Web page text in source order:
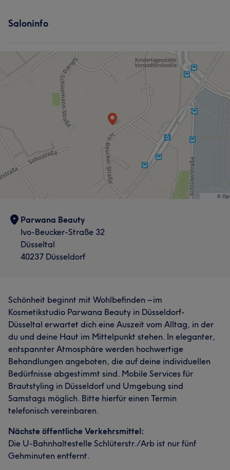
Saloninfo
Parwana Beauty
Ivo-Beucker-Straße 32
Düsseltal
40237 Düsseldorf
Schönheit beginnt mit Wohlbefinden – im
Kosmetikstudio Parwana Beauty in Düsseldorf-
Düsseltal erwartet dich eine Auszeit vom Alltag, in der
du und deine Haut im Mittelpunkt stehen. In eleganter,
entspannter Atmosphäre werden hochwertige
Behandlungen angeboten, die auf deine individuellen
Bedürfnisse abgestimmt sind. Mobile Services für
Brautstyling in Düsseldorf und Umgebung sind
Samstags möglich. Bitte hierfür einen Termin
telefonisch vereinbaren.
Nächste öffentliche Verkehrsmittel:
Die U-Bahnhaltestelle Schlüterstr./Arb ist nur fünf
Gehminuten entfernt.